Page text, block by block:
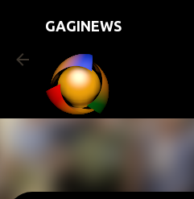
Pular para o
GAGINEWS